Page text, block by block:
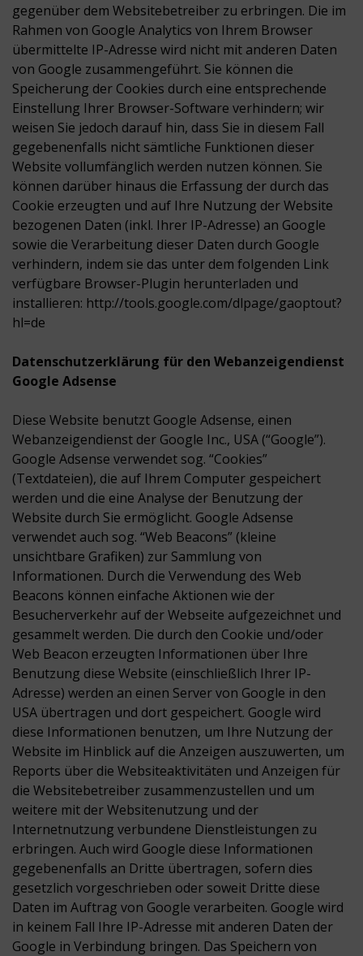
gegenüber dem Websitebetreiber zu erbringen. Die im
Rahmen von Google Analytics von Ihrem Browser
übermittelte IP-Adresse wird nicht mit anderen Daten
von Google zusammengeführt. Sie können die
Speicherung der Cookies durch eine entsprechende
Einstellung Ihrer Browser-Software verhindern; wir
weisen Sie jedoch darauf hin, dass Sie in diesem Fall
gegebenenfalls nicht sämtliche Funktionen dieser
Website vollumfänglich werden nutzen können. Sie
können darüber hinaus die Erfassung der durch das
Cookie erzeugten und auf Ihre Nutzung der Website
bezogenen Daten (inkl. Ihrer IP-Adresse) an Google
sowie die Verarbeitung dieser Daten durch Google
verhindern, indem sie das unter dem folgenden Link
verfügbare Browser-Plugin herunterladen und
installieren: http://tools.google.com/dlpage/gaoptout?
hl=de
Datenschutzerklärung für den Webanzeigendienst
Google Adsense
Diese Website benutzt Google Adsense, einen
Webanzeigendienst der Google Inc., USA (“Google”).
Google Adsense verwendet sog. “Cookies”
(Textdateien), die auf Ihrem Computer gespeichert
werden und die eine Analyse der Benutzung der
Website durch Sie ermöglicht. Google Adsense
verwendet auch sog. “Web Beacons” (kleine
unsichtbare Grafiken) zur Sammlung von
Informationen. Durch die Verwendung des Web
Beacons können einfache Aktionen wie der
Besucherverkehr auf der Webseite aufgezeichnet und
gesammelt werden. Die durch den Cookie und/oder
Web Beacon erzeugten Informationen über Ihre
Benutzung diese Website (einschließlich Ihrer IP-
Adresse) werden an einen Server von Google in den
USA übertragen und dort gespeichert. Google wird
diese Informationen benutzen, um Ihre Nutzung der
Website im Hinblick auf die Anzeigen auszuwerten, um
Reports über die Websiteaktivitäten und Anzeigen für
die Websitebetreiber zusammenzustellen und um
weitere mit der Websitenutzung und der
Internetnutzung verbundene Dienstleistungen zu
erbringen. Auch wird Google diese Informationen
gegebenenfalls an Dritte übertragen, sofern dies
gesetzlich vorgeschrieben oder soweit Dritte diese
Daten im Auftrag von Google verarbeiten. Google wird
in keinem Fall Ihre IP-Adresse mit anderen Daten der
Google in Verbindung bringen. Das Speichern von